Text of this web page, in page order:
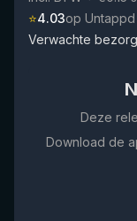
⭐4.03op Untappd
Verwachte
Deze
Download de